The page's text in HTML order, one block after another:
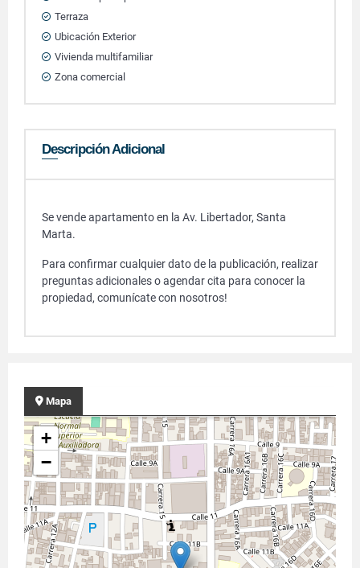
Terraza
Ubicación Exterior
Vivienda multifamiliar
Zona comercial
Descripción Adicional
Se vende apartamento en la Av. Libertador, Santa
Marta.
Para confirmar cualquier dato de la publicación, realizar
preguntas adicionales o agendar cita para conocer la
propiedad, comunícate con nosotros!
Mapa
+
−